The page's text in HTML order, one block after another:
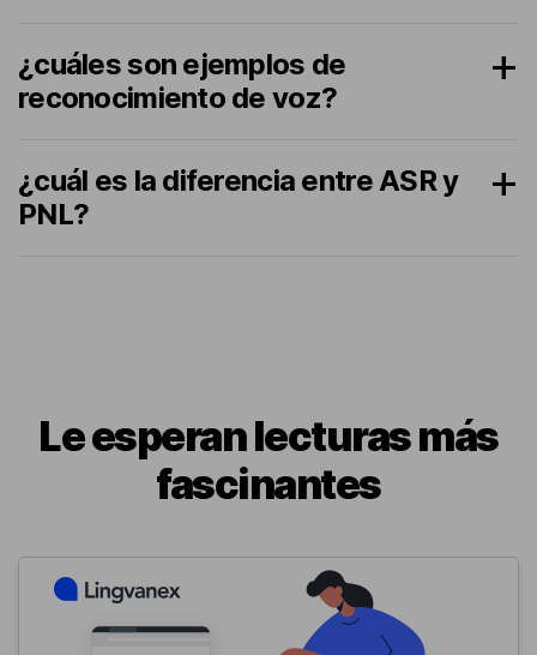
¿cuáles son ejemplos de
reconocimiento de voz?
¿cuál es la diferencia entre ASR y
PNL?
Le esperan lecturas más
fascinantes